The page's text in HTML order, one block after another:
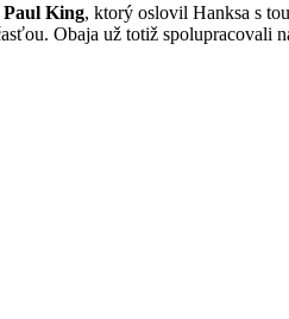
Paul King, ktorý oslovil Hanksa s
Obaja už totiž spolupracovali